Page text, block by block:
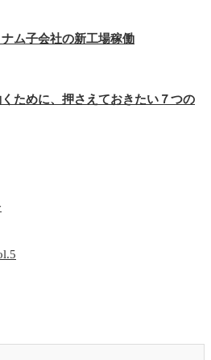
ム子会社の新工場稼働
ために、押さえておきたい７つの